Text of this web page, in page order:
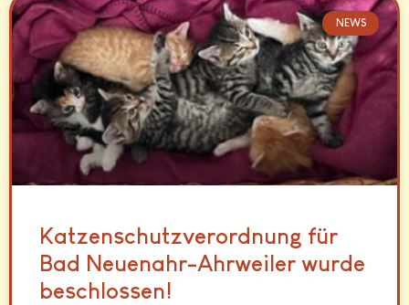
NEWS
Katzenschutzverordnung für
Bad Neuenahr-Ahrweiler wurde
beschlossen!